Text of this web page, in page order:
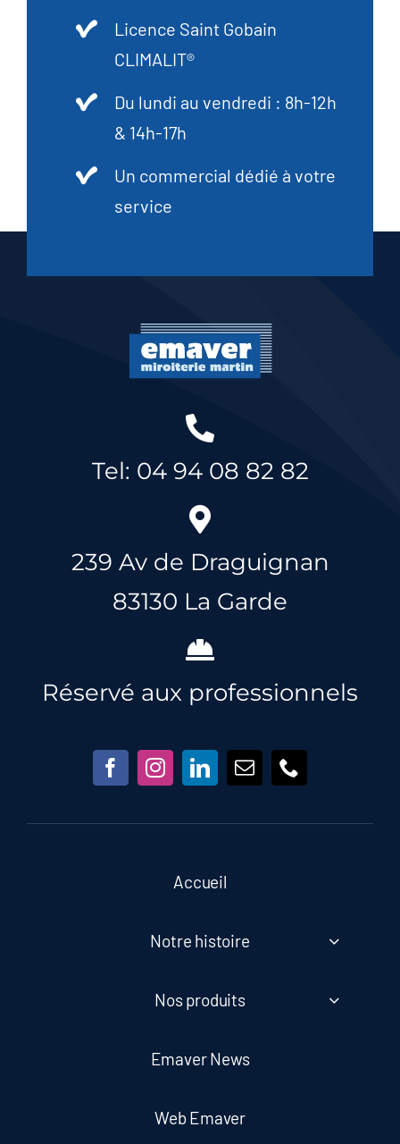
Licence Saint Gobain
CLIMALIT®
Du lundi au vendredi : 8h-12h
& 14h-17h
Un commercial dédié à votre
service
Tel: 04 94 08 82 82
239 Av de Draguignan
83130 La Garde
Réservé aux professionnels
Accueil
Notre histoire
Nos produits
Emaver News
Web Emaver